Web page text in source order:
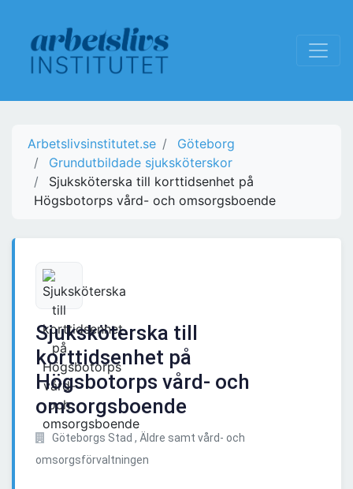
Arbetslivsinstitutet.se
Göteborg
Grundutbildade sjuksköterskor
Sjuksköterska till korttidsenhet på
Högsbotorps vård- och omsorgsboende
Sjuksköterska till
korttidsenhet på
Högsbotorps vård- och
omsorgsboende
Göteborgs Stad , Äldre samt vård- och
omsorgsförvaltningen